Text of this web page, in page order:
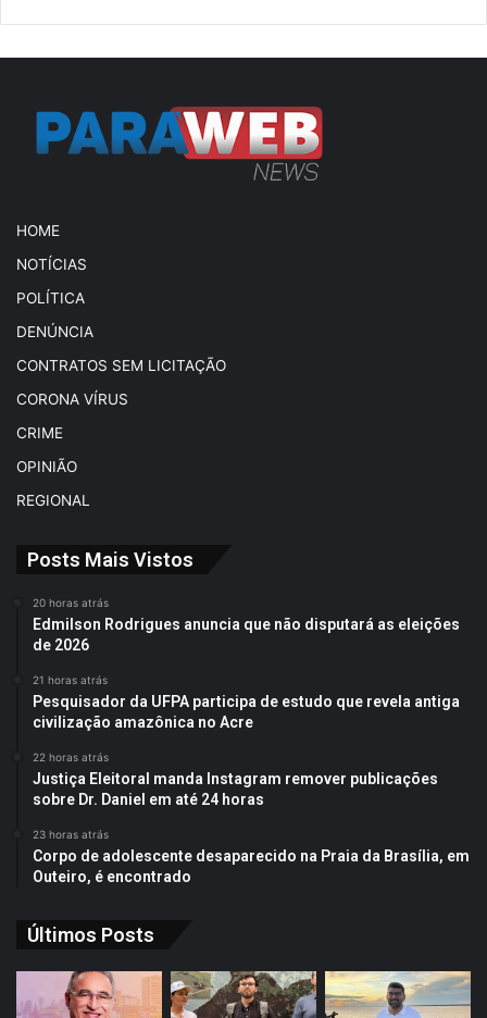
HOME
NOTÍCIAS
POLÍTICA
DENÚNCIA
CONTRATOS SEM LICITAÇÃO
CORONA VÍRUS
CRIME
OPINIÃO
REGIONAL
Posts Mais Vistos
20 horas atrás
Edmilson Rodrigues anuncia que não disputará as eleições
de 2026
21 horas atrás
Pesquisador da UFPA participa de estudo que revela antiga
civilização amazônica no Acre
22 horas atrás
Justiça Eleitoral manda Instagram remover publicações
sobre Dr. Daniel em até 24 horas
23 horas atrás
Corpo de adolescente desaparecido na Praia da Brasília, em
Outeiro, é encontrado
Últimos Posts